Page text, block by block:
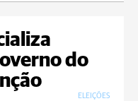
do
ELEIÇÕES